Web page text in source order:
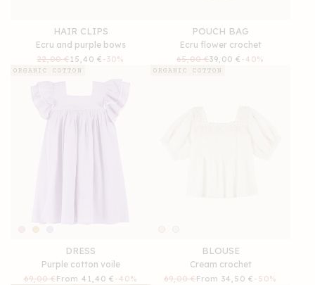
HAIR CLIPS
Ecru and purple bows
Regular
price
22,00 €
Sale
price
15,40 € -30%
POUCH BAG
Ecru flower crochet
Regular
price
65,00 €
Sale
price
39,00 € -40%
DRESS
Purple cotton voile
Regular
69,00 €
Sale
From 41,40 € -40%
ORGANIC COTTON
BLOUSE
Cream crochet
Regular
69,00 €
Sale
From 34,50 € -50%
ORGANIC COTTON